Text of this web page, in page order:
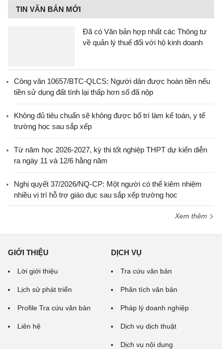
TIN VĂN BẢN MỚI
Đã có Văn bản hợp nhất các Thông tư
về quản lý thuế đối với hộ kinh doanh
Công văn 10657/BTC-QLCS: Người dân được hoàn tiền nếu
tiền sử dụng đất tính lại thấp hơn số đã nộp
Không đủ tiêu chuẩn sẽ không được bố trí làm kế toán, y tế
trường học sau sắp xếp
Từ năm học 2026-2027, kỳ thi tốt nghiệp THPT dự kiến diễn
ra ngày 11 và 12/6 hằng năm
Nghị quyết 37/2026/NQ-CP: Một người có thể kiêm nhiệm
nhiều vị trí hỗ trợ giáo dục sau sắp xếp trường học
Xem thêm
GIỚI THIỆU
Lời giới thiệu
Lịch sử phát triển
Profile Tra cứu văn bản
Liên hệ
DỊCH VỤ
Tra cứu văn bản
Phân tích văn bản
Pháp lý doanh nghiệp
Dịch vụ dịch thuật
Dịch vụ nội dung